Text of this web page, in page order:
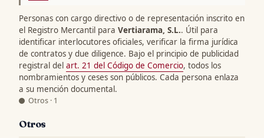
Personas con cargo directivo o de representación inscrito en
el Registro Mercantil para Vertiarama, S.L.. Útil para
identificar interlocutores oficiales, verificar la firma jurídica
de contratos y due diligence. Bajo el principio de publicidad
registral del art. 21 del Código de Comercio, todos los
nombramientos y ceses son públicos. Cada persona enlaza
a su mención documental.
Otros · 1
Otros